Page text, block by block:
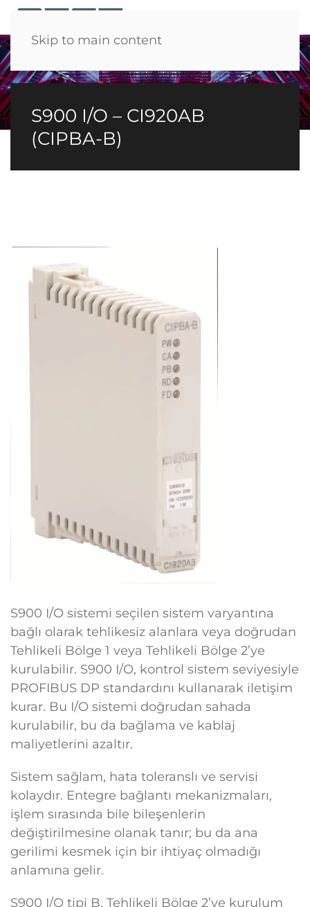
Skip to main content
S900 I/O – CI920AB
(CIPBA-B)
S900 I/O sistemi seçilen sistem varyantına
bağlı olarak tehlikesiz alanlara veya doğrudan
Tehlikeli Bölge 1 veya Tehlikeli Bölge 2’ye
kurulabilir. S900 I/O, kontrol sistem seviyesiyle
PROFIBUS DP standardını kullanarak iletişim
kurar. Bu I/O sistemi doğrudan sahada
kurulabilir, bu da bağlama ve kablaj
maliyetlerini azaltır.
Sistem sağlam, hata toleranslı ve servisi
kolaydır. Entegre bağlantı mekanizmaları,
işlem sırasında bile bileşenlerin
değiştirilmesine olanak tanır; bu da ana
gerilimi kesmek için bir ihtiyaç olmadığı
anlamına gelir.
S900 I/O tipi B, Tehlikeli Bölge 2’ye kurulum